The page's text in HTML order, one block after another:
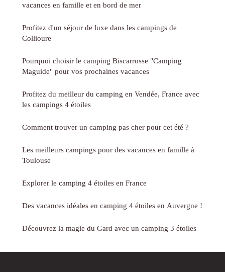
vacances en famille et en bord de mer
Profitez d'un séjour de luxe dans les campings de
Collioure
Pourquoi choisir le camping Biscarrosse "Camping
Maguide" pour vos prochaines vacances
Profitez du meilleur du camping en Vendée, France avec
les campings 4 étoiles
Comment trouver un camping pas cher pour cet été ?
Les meilleurs campings pour des vacances en famille à
Toulouse
Explorer le camping 4 étoiles en France
Des vacances idéales en camping 4 étoiles en Auvergne !
Découvrez la magie du Gard avec un camping 3 étoiles